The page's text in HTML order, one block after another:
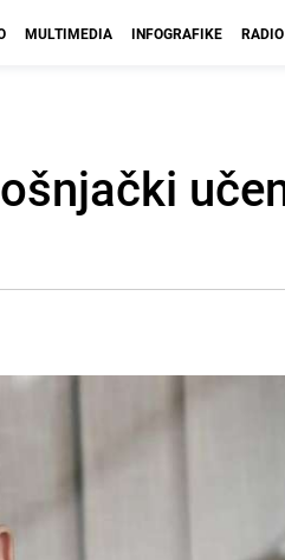
MULTIMEDIA INFOGRAFIKE RADIO